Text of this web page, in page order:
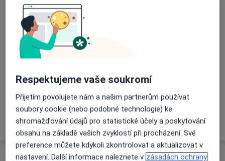
Dostupnost
Na této adrese online kalendář není aktivní
Co mám v takové situaci udělat?
Na teto adrese lékař přijímá pacienty na pojišťovnu
Detaily
Víceo adrese
Respektujeme vaše soukromí
Přijetím povolujete nám a našim partnerům používat
soubory cookie (nebo podobné technologie) ke
shromažďování údajů pro statistické účely a poskytování
obsahu na základě vašich zvyklostí při procházení. Své
preference můžete kdykoli zkontrolovat a aktualizovat v
nastavení. Další informace naleznete v zásadách ochrany